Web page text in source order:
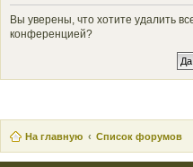
Вы уверены, что хотите удалить
конференцией?
На главную Список форумов